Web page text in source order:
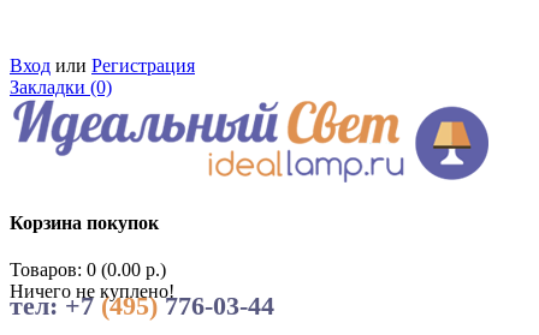
Вход или Регистрация
Закладки (0)
Корзина покупок
Товаров: 0 (0.00 р.)
Ничего не куплено!
тел: +7(495)776-03-44